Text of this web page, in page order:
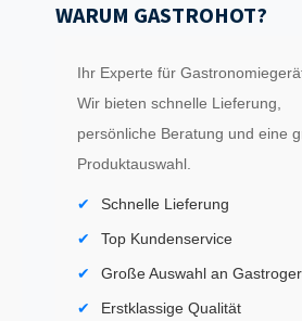
WARUM GASTROHOT?
Ihr Experte für
Wir bieten schnelle Lieferung,
persönliche Beratung und eine
Produktauswahl.
Schnelle Lieferung
Top Kundenservice
Große Auswahl an
Erstklassige Qualität